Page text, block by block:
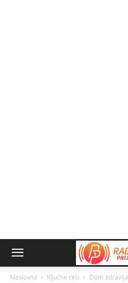
Naslovna Ključne reči Dom zdravlja